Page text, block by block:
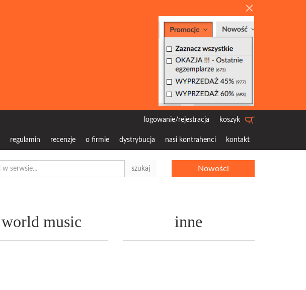
koszyk
logowanie/rejestracja
regulamin recenzje o firmie dystrybucja nasi kontrahenci kontakt
szukaj Nowości
world music inne